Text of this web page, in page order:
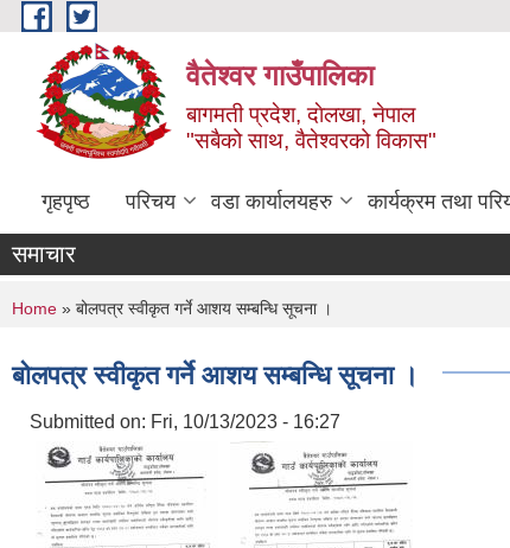
Skip to main content
वैतेश्वर गाउँपालिका
बागमती प्रदेश, दाेलखा, नेपाल
"सबैको साथ, वैतेश्वरको विकास"
गृहपृष्ठ परिचय वडा कार्यालयहरु कार्यक्रम तथा
समाचार
You are here
Home » बोलपत्र स्वीकृत गर्ने आशय सम्बन्धि सूचना ।
बोलपत्र स्वीकृत गर्ने आशय सम्बन्धि सूचना ।
Submitted on: Fri, 10/13/2023 - 16:27